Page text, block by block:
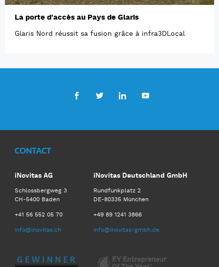
La porte d'accès au Pays de Glaris
Glaris Nord réussit sa fusion grâce à infra3DLocal
CONTACT
iNovitas AG
Schlossbergweg 3
CH-5400 Baden
+41 56 552 05 70
info@inovitas.ch
iNovitas Deutschland GmbH
Rundfunkplatz 2
DE-80335 München
+49 89 1241 3866
info@inovitas-gmbh.de